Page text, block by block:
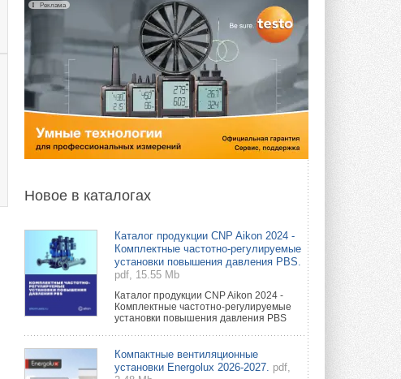
Реклама
Новое в каталогах
Каталог продукции CNP Aikon 2024 -
Комплектные частотно-регулируемые
установки повышения давления PBS.
pdf, 15.55 Mb
Каталог продукции CNP Aikon 2024 -
Комплектные частотно-регулируемые
установки повышения давления PBS
Компактные вентиляционные
установки Energolux 2026-2027. pdf,